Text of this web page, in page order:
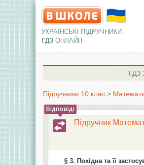
УКРАЇНСЬКІ ПІДРУЧНИКИ
ГДЗ ОНЛАЙН
ГДЗ
Підручники 10 клас >
Підручник
§ 3. Похідна та її